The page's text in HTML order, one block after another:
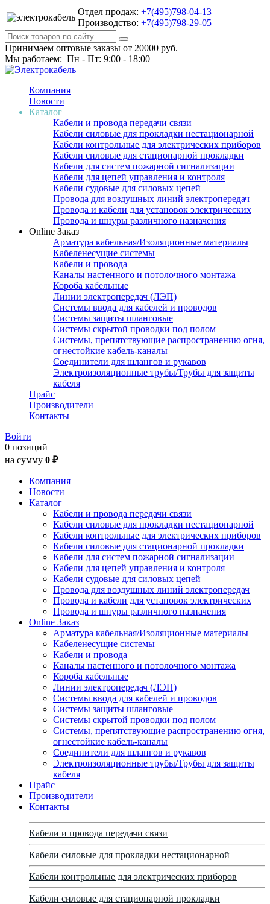
Отдел продаж: +7(495)798-04-13
Производство: +7(495)798-29-05
Принимаем оптовые заказы от 20000 руб.
Мы работаем: Пн - Пт: 9:00 - 18:00
Компания
Новости
Каталог
Кабели и провода передачи связи
Кабели силовые для прокладки нестационарной
Кабели контрольные для электрических приборов
Кабели силовые для стационарной прокладки
Кабели для систем пожарной сигнализации
Кабели для цепей управления и контроля
Кабели судовые для силовых цепей
Провода для воздушных линий электропередач
Провода и кабели для установок электрических
Провода и шнуры различного назначения
Online Заказ
Арматура кабельная/Изоляционные материалы
Кабеленесущие системы
Кабели и провода
Каналы настенного и потолочного монтажа
Короба кабельные
Линии электропередач (ЛЭП)
Системы ввода для кабелей и проводов
Системы защиты шланговые
Системы скрытой проводки под полом
Системы, препятствующие распространению огня,
огнестойкие кабель-каналы
Соединители для шлангов и рукавов
Электроизоляционные трубы/Трубы для защиты
кабеля
Прайс
Производители
Контакты
Войти
0 позиций
на сумму 0 ₽
Компания
Новости
Каталог
Кабели и провода передачи связи
Кабели силовые для прокладки нестационарной
Кабели контрольные для электрических приборов
Кабели силовые для стационарной прокладки
Кабели для систем пожарной сигнализации
Кабели для цепей управления и контроля
Кабели судовые для силовых цепей
Провода для воздушных линий электропередач
Провода и кабели для установок электрических
Провода и шнуры различного назначения
Online Заказ
Арматура кабельная/Изоляционные материалы
Кабеленесущие системы
Кабели и провода
Каналы настенного и потолочного монтажа
Короба кабельные
Линии электропередач (ЛЭП)
Системы ввода для кабелей и проводов
Системы защиты шланговые
Системы скрытой проводки под полом
Системы, препятствующие распространению огня,
огнестойкие кабель-каналы
Соединители для шлангов и рукавов
Электроизоляционные трубы/Трубы для защиты
кабеля
Прайс
Производители
Контакты
Кабели и провода передачи связи
Кабели силовые для прокладки нестационарной
Кабели контрольные для электрических приборов
Кабели силовые для стационарной прокладки